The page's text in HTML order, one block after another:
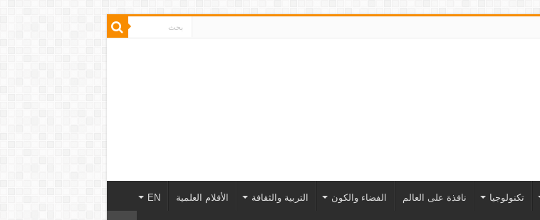
تكنولوجيا نافذة على العالم الفضاء والكون التربية والثقافة الأفلام العلمية EN